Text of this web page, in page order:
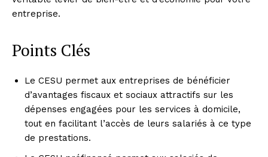
entreprise.
Points Clés
Le CESU permet aux entreprises de bénéficier
d’avantages fiscaux et sociaux attractifs sur les
dépenses engagées pour les services à domicile,
tout en facilitant l’accès de leurs salariés à ce type
de prestations.